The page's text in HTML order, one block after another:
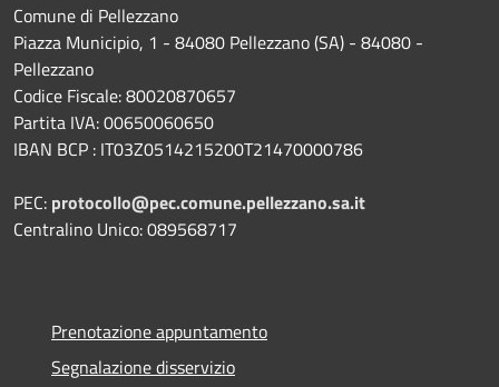
Comune di Pellezzano
Piazza Municipio, 1 - 84080 Pellezzano (SA) - 84080 -
Pellezzano
Codice Fiscale: 80020870657
Partita IVA: 00650060650
IBAN BCP : IT03Z0514215200T21470000786
PEC: protocollo@pec.comune.pellezzano.sa.it
Centralino Unico: 089568717
Prenotazione appuntamento
Segnalazione disservizio